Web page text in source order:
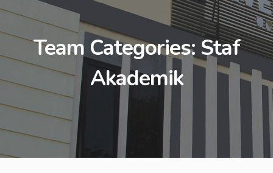
Team Categories: Staf
Akademik